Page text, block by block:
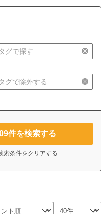
件を検索する
索条件をクリアする